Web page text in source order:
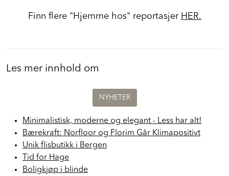
Finn flere "Hjemme hos" reportasjer HER.
Les mer innhold om
NYHETER
Minimalistisk, moderne og elegant - Less har alt!
Bærekraft: Norfloor og Florim Går Klimapositivt
Unik flisbutikk i Bergen
Tid for Hage
Boligkjøp i blinde